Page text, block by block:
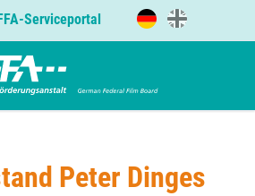
FFA-Serviceportal
Peter Dinges